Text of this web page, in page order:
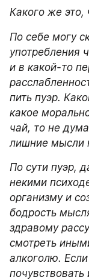
Какого же это,
По себе могу
употребления
и в какой-то
пить пуэр.
какое
чай, то не
лишние мысли
По сути пуэр,
некими
организму и
бодрость
здравому
смотреть
алкоголю.
почувствовать